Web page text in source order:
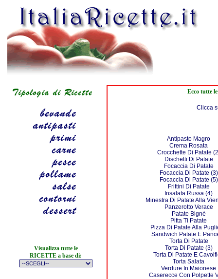
Visualizza tutte le
RICETTE a base di:
Ecco tutte
Clicca
Antipasto Magro
Crema Rosata
Crocchette Di Patate
Dischetti Di Patate
Focaccia Di Patate
Focaccia Di Patate (3)
Focaccia Di Patate (5)
Frittini Di Patate
Insalata Russa (4)
Minestra Di Patate Alla
Panzerotto Verace
Patate Bignè
Pitta Ti Patate
Pizza Di Patate Alla
Sandwich Patate E
Torta Di Patate
Torta Di Patate (3)
Torta Di Patate E
Torta Salata
Verdure In Maionese
Caserecce Con Polpette